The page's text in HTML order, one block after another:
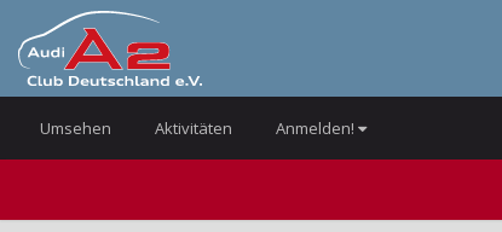
Umsehen Aktivitäten Anmelden!